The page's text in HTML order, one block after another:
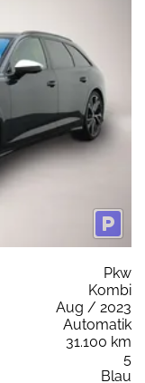
Pkw
Kombi
Aug / 2023
Automatik
31.100 km
5
Blau